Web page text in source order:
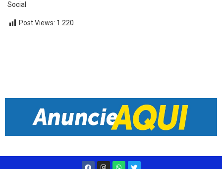
Social
Post Views: 1.220